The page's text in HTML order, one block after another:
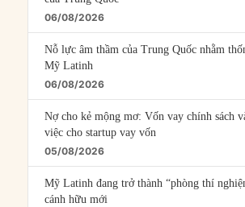
06/08/2026
Nỗ lực âm thầm của Trung Quốc nhằm
Mỹ Latinh
06/08/2026
Nợ cho kẻ mộng mơ: Vốn vay chính sách
việc cho startup vay vốn
05/08/2026
Mỹ Latinh đang trở thành “phòng thí
cánh hữu mới